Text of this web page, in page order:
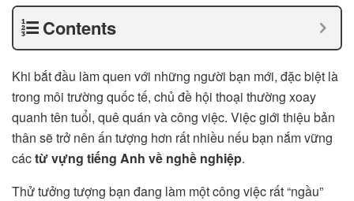
Contents
Khi bắt đầu làm quen với những người bạn mới, đặc biệt là
trong môi trường quốc tế, chủ đề hội thoại thường xoay
quanh tên tuổi, quê quán và công việc. Việc giới thiệu bản
thân sẽ trở nên ấn tượng hơn rất nhiều nếu bạn nắm vững
cáctừ vựng tiếng Anh về nghề nghiệp.
Thử tưởng tượng bạn đang làm một công việc rất “ngầu”